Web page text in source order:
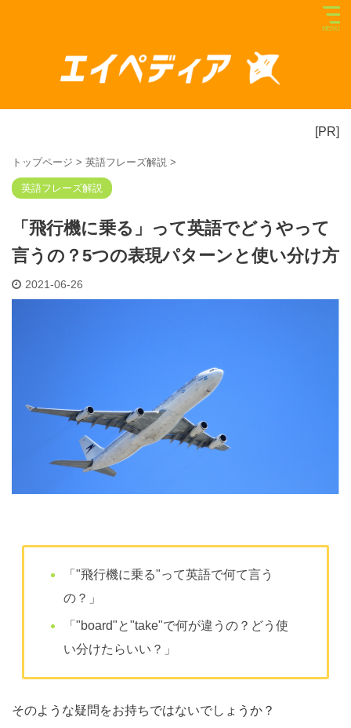
[PR]
トップページ > 英語フレーズ解説 >
英語フレーズ解説
「飛行機に乗る」って英語でどうやって
言うの？5つの表現パターンと使い分け方
2021-06-26
「"飛行機に乗る"って英語で何て言う
の？」
「"board"と"take"で何が違うの？どう使
い分けたらいい？」
そのような疑問をお持ちではないでしょうか？